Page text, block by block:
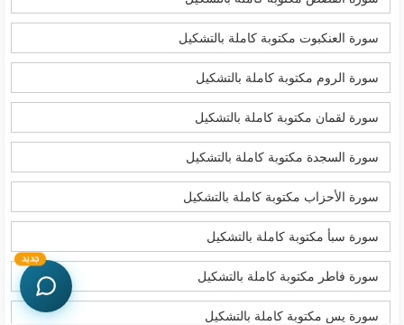
سورة العنكبوت مكتوبة كاملة بالتشكيل
سورة الروم مكتوبة كاملة بالتشكيل
سورة لقمان مكتوبة كاملة بالتشكيل
سورة السجدة مكتوبة كاملة بالتشكيل
سورة الأحزاب مكتوبة كاملة بالتشكيل
سورة سبأ مكتوبة كاملة بالتشكيل
سورة فاطر مكتوبة كاملة بالتشكيل
سورة يس مكتوبة كاملة بالتشكيل
جديد